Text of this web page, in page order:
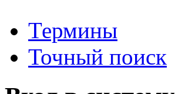
Термины
Точный поиск